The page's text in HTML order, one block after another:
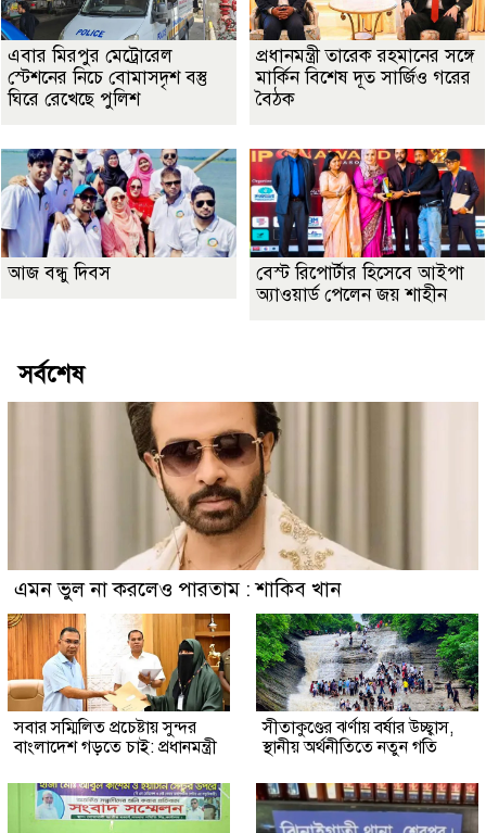
এবার মিরপুর মেট্রোরেল
স্টেশনের নিচে বোমাসদৃশ বস্তু
ঘিরে রেখেছে পুলিশ
প্রধানমন্ত্রী তারেক রহমানের সঙ্গে
মার্কিন বিশেষ দূত সার্জিও গরের
বৈঠক
আজ বন্ধু দিবস
বেস্ট রিপোর্টার হিসেবে আইপা
অ্যাওয়ার্ড পেলেন জয় শাহীন
সর্বশেষ
এমন ভুল না করলেও পারতাম : শাকিব খান
সবার সম্মিলিত প্রচেষ্টায় সুন্দর
বাংলাদেশ গড়তে চাই: প্রধানমন্ত্রী
সীতাকুণ্ডের ঝর্ণায় বর্ষার উচ্ছ্বাস,
স্থানীয় অর্থনীতিতে নতুন গতি